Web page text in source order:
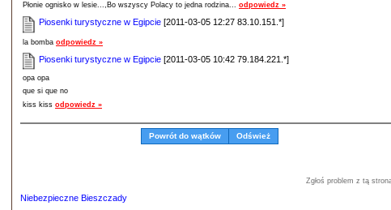
Płonie ognisko w lesie...,Bo wszyscy Polacy to jedna rodzina... odpowiedz »
Piosenki turystyczne w Egipcie [2011-03-05 12:27 83.10.151.*]
la bomba odpowiedz »
Piosenki turystyczne w Egipcie [2011-03-05 10:42 79.184.221.*]
opa opa
que si que no
kiss kiss odpowiedz »
Powrót do wątków Odśwież
Zgłoś problem z tą
Niebezpieczne Bieszczady